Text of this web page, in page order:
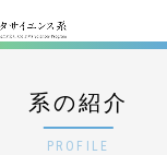
系の紹介
PROFILE